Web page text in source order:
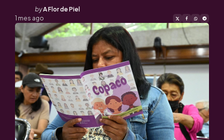
Posted
by
byA Flor de Piel
1 mes ago